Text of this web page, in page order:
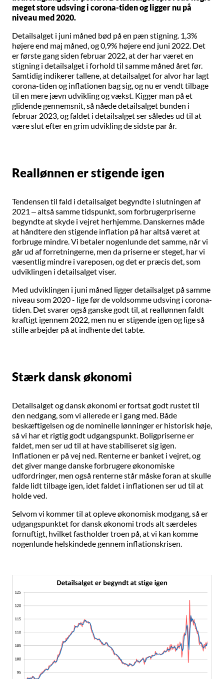
meget store udsving i corona-tiden og ligger nu på
niveau med 2020.
Detailsalget i juni måned bød på en pæn stigning. 1,3%
højere end maj måned, og 0,9% højere end juni 2022. Det
er første gang siden februar 2022, at der har været en
stigning i detailsalget i forhold til samme måned året før.
Samtidig indikerer tallene, at detailsalget for alvor har lagt
corona-tiden og inflationen bag sig, og nu er vendt tilbage
til en mere jævn udvikling og vækst. Kigger man på et
glidende gennemsnit, så nåede detailsalget bunden i
februar 2023, og faldet i detailsalget ser således ud til at
være slut efter en grim udvikling de sidste par år.
Reallønnen er stigende igen
Tendensen til fald i detailsalget begyndte i slutningen af
2021 – altså samme tidspunkt, som forbrugerpriserne
begyndte at skyde i vejret herhjemme. Danskernes måde
at håndtere den stigende inflation på har altså været at
forbruge mindre. Vi betaler nogenlunde det samme, når vi
går ud af forretningerne, men da priserne er steget, har vi
væsentlig mindre i vareposen, og det er præcis det, som
udviklingen i detailsalget viser.
Med udviklingen i juni måned ligger detailsalget på samme
niveau som 2020 - lige før de voldsomme udsving i corona-
tiden. Det svarer også ganske godt til, at reallønnen faldt
kraftigt igennem 2022, men nu er stigende igen og lige så
stille arbejder på at indhente det tabte.
Stærk dansk økonomi
Detailsalget og dansk økonomi er fortsat godt rustet til
den nedgang, som vi allerede er i gang med. Både
beskæftigelsen og de nominelle lønninger er historisk høje,
så vi har et rigtig godt udgangspunkt. Boligpriserne er
faldet, men ser ud til at have stabiliseret sig igen.
Inflationen er på vej ned. Renterne er banket i vejret, og
det giver mange danske forbrugere økonomiske
udfordringer, men også renterne står måske foran at skulle
falde lidt tilbage igen, idet faldet i inflationen ser ud til at
holde ved.
Selvom vi kommer til at opleve økonomisk modgang, så er
udgangspunktet for dansk økonomi trods alt særdeles
fornuftigt, hvilket fastholder troen på, at vi kan komme
nogenlunde helskindede gennem inflationskrisen.